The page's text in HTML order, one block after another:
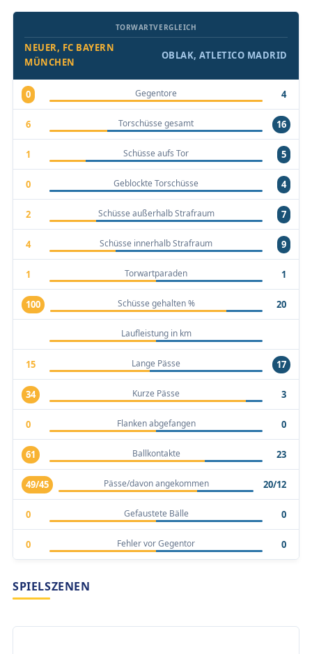
NEUER, FC BAYERN
MÜNCHEN
TORWARTVERGLEICH
OBLAK, ATLETICO MADRID
0 Gegentore 4
6 Torschüsse gesamt 16
1 Schüsse aufs Tor 5
0 Geblockte Torschüsse 4
2 Schüsse außerhalb Strafraum 7
4 Schüsse innerhalb Strafraum 9
1 Torwartparaden 1
100 Schüsse gehalten % 20
Laufleistung in km
15 Lange Pässe 17
34 Kurze Pässe 3
0 Flanken abgefangen 0
61 Ballkontakte 23
49/45 Pässe/davon angekommen 20/12
0 Gefaustete Bälle 0
0 Fehler vor Gegentor 0
SPIELSZENEN